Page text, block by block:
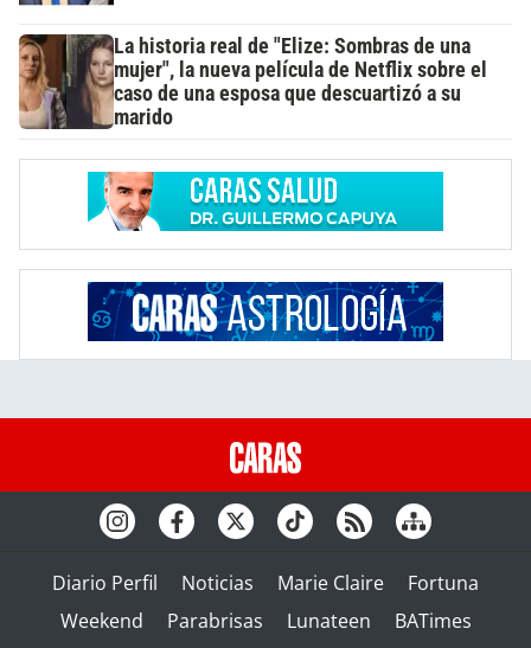
La historia real de "Elize: Sombras de una
mujer", la nueva película de Netflix sobre el
caso de una esposa que descuartizó a su
marido
Diario Perfil Noticias Marie Claire
Fortuna
Weekend
Parabrisas Lunateen BATimes